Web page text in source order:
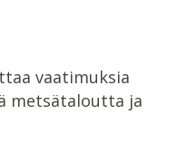
vaatimuksia
metsätaloutta ja